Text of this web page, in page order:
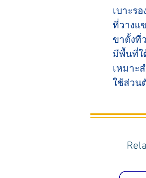
เบาะร
ที่วางแ
ขาตั้งที่
มีพื้นที่ใ
เหมาะ
ใช้ส่วน